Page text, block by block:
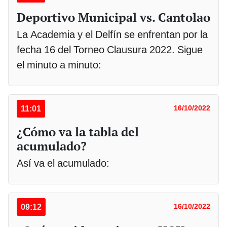
Deportivo Municipal vs. Cantolao
La Academia y el Delfín se enfrentan por la
fecha 16 del Torneo Clausura 2022. Sigue
el minuto a minuto:
11:01 16/10/2022
¿Cómo va la tabla del
acumulado?
Así va el acumulado:
09:12 16/10/2022